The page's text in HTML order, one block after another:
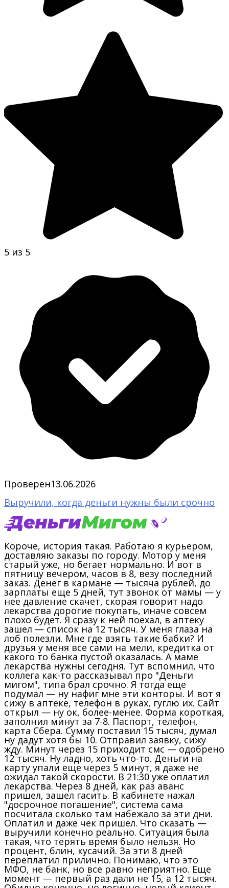
5 из 5
Проверен13.06.2026
Выручили, когда деньги нужны были срочно
Короче, история такая. Работаю я курьером,
доставляю заказы по городу. Мотор у меня
старый уже, но бегает нормально. И вот в
пятницу вечером, часов в 8, везу последний
заказ. Денег в кармане — тысяча рублей, до
зарплаты еще 5 дней, тут звонок от мамы — у
нее давление скачет, скорая говорит надо
лекарства дорогие покупать, иначе совсем
плохо будет. Я сразу к ней поехал, в аптеку
зашел — список на 12 тысяч. У меня глаза на
лоб полезли. Мне где взять такие бабки? И
друзья у меня все сами на мели, кредитка от
какого то банка пустой оказалась. А маме
лекарства нужны сегодня. Тут вспомнил, что
коллега как-то рассказывал про "Деньги
мигом", типа брал срочно. Я тогда еще
подумал — ну нафиг мне эти конторы. И вот я
сижу в аптеке, телефон в руках, гуглю их. Сайт
открыл — ну ок, более-менее. Форма короткая,
заполнил минут за 7-8. Паспорт, телефон,
карта Сбера. Сумму поставил 15 тысяч, думал
ну дадут хотя бы 10. Отправил заявку, сижу
жду. Минут через 15 приходит смс — одобрено
12 тысяч. Ну ладно, хоть что-то. Деньги на
карту упали еще через 5 минут, я даже не
ожидал такой скорости. В 21:30 уже оплатил
лекарства. Через 8 дней, как раз аванс
пришел, зашел гасить. В кабинете нажал
"досрочное погашение", система сама
посчитала сколько там набежало за эти дни.
Оплатил и даже чек пришел. Что сказать —
выручили конечно реально. Ситуация была
такая, что терять время было нельзя. Но
процент, блин, кусачий. За эти 8 дней
переплатил прилично. Понимаю, что это
МФО, не банк, но все равно неприятно. Еще
момент — первый раз дали не 15, а 12 тысяч.